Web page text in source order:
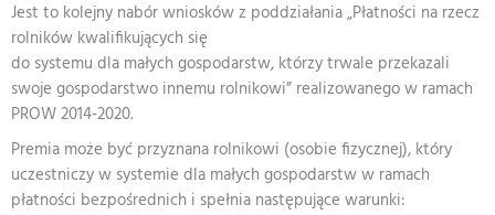
Jest to kolejny nabór wniosków z poddziałania „Płatności na rzecz
rolników kwalifikujących się
do systemu dla małych gospodarstw, którzy trwale przekazali
swoje gospodarstwo innemu rolnikowi” realizowanego w ramach
PROW 2014-2020.
Premia może być przyznana rolnikowi (osobie fizycznej), który
uczestniczy w systemie dla małych gospodarstw w ramach
płatności bezpośrednich i spełnia następujące warunki: